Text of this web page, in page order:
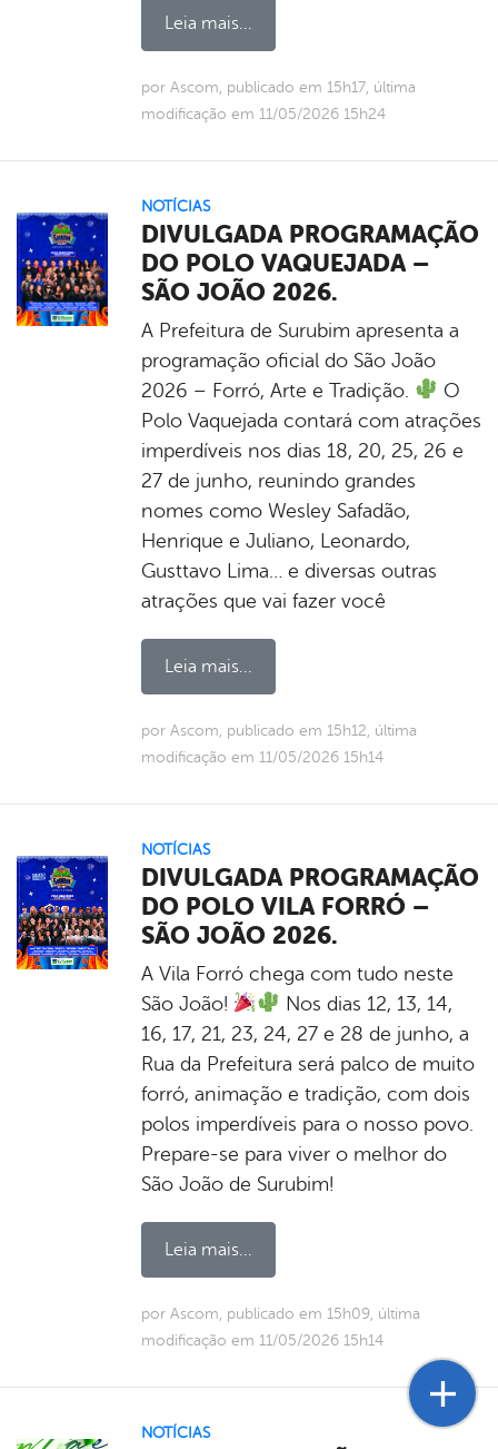
Leia mais...
por Ascom, publicado em 15h17, última
modificação em 11/05/2026 15h24
NOTÍCIAS
DIVULGADA PROGRAMAÇÃO
DO POLO VAQUEJADA –
SÃO JOÃO 2026.
A Prefeitura de Surubim apresenta a
programação oficial do São João
2026 – Forró, Arte e Tradição.
O
Polo Vaquejada contará com atrações
imperdíveis nos dias 18, 20, 25, 26 e
27 de junho, reunindo grandes
nomes como Wesley Safadão,
Henrique e Juliano, Leonardo,
Gusttavo Lima… e diversas outras
atrações que vai fazer você
Leia mais...
por Ascom, publicado em 15h12, última
modificação em 11/05/2026 15h14
NOTÍCIAS
DIVULGADA PROGRAMAÇÃO
DO POLO VILA FORRÓ –
SÃO JOÃO 2026.
A Vila Forró chega com tudo neste
São João!
Nos dias 12, 13, 14,
16, 17, 21, 23, 24, 27 e 28 de junho, a
Rua da Prefeitura será palco de muito
forró, animação e tradição, com dois
polos imperdíveis para o nosso povo.
Prepare-se para viver o melhor do
São João de Surubim!
Leia mais...
por Ascom, publicado em 15h09, última
modificação em 11/05/2026 15h14
NOTÍCIAS